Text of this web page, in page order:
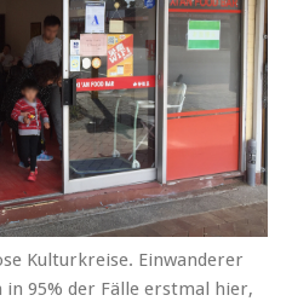
Kulturkreise. Einwanderer
in 95% der Fälle erstmal hier,